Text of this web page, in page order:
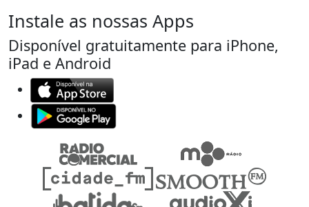
Instale as nossas Apps
Disponível gratuitamente para iPhone,
iPad e Android